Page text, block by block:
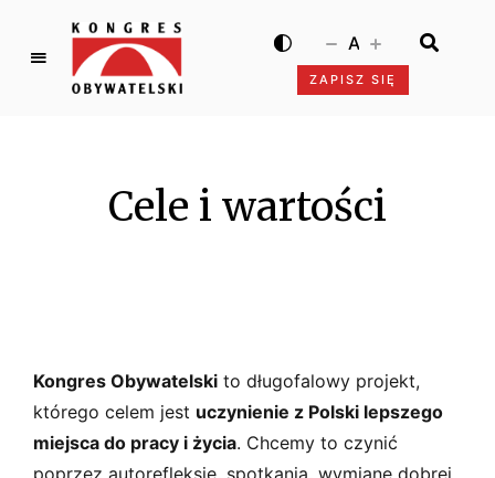
K
w
a
t
e
ZAPISZ SIĘ
A
Cele i wartości
Kongres Obywatelski to długofalowy projekt,
którego celem jest uczynienie z Polski lepszego
miejsca do pracy i życia. Chcemy to czynić